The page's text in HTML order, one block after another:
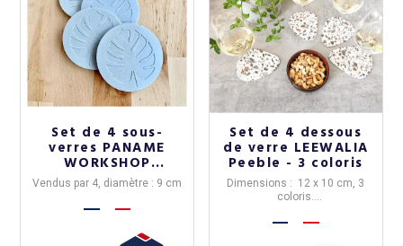
Set de 4 sous-
verres PANAME
WORKSHOP
Monstera en béton
Vendus par 4, diamètre : 9 cm
Set de 4 dessous
de verre LEEWALIA
Peeble - 3 coloris
Dimensions : 12 x 10 cm, 3
coloris.